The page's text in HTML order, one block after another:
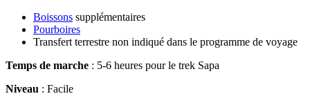
Boissons supplémentaires
Pourboires
Transfert terrestre non indiqué dans le programme de voyage
Temps de marche : 5-6 heures pour le trek Sapa
Niveau : Facile